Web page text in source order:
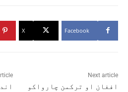
Facebook
X
Next article
افغان او ترکمن چارواکو